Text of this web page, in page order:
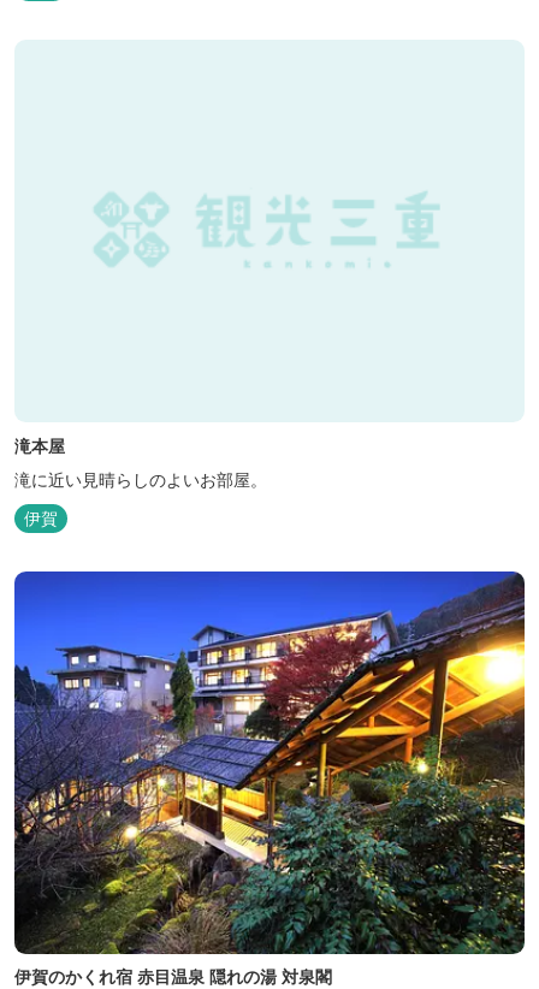
滝本屋
滝に近い見晴らしのよいお部屋。
伊賀
伊賀のかくれ宿 赤目温泉 隠れの湯 対泉閣